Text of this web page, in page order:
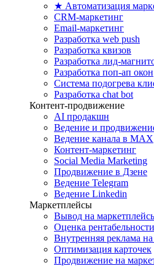
★ Автоматизация
CRM-маркетинг
Email-маркетинг
Разработка web push
Разработка квизов
Разработка лид-
Разработка поп-ап окон
Система подогрева
Разработка chat bot
Контент-продвижение
AI продакшн
Ведение и
Ведение канала в MAX
Контент-маркетинг
Social Media Marketing
Продвижение в Дзене
Ведение Telegram
Ведение Linkedin
Маркетплейсы
Вывод на
Оценка
Внутренняя реклама
Оптимизация карточек
Продвижение на